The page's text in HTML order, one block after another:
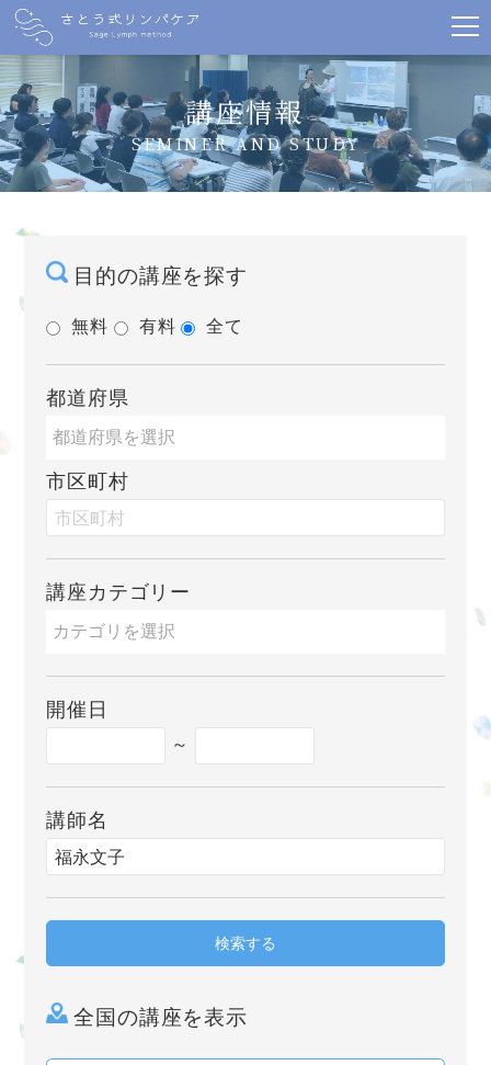
講座情報
SEMINER AND STUDY
目的の講座を探す
無料 有料 全て
都道府県
市区町村
講座カテゴリー
開催日
～
講師名
検索する
全国の講座を表示